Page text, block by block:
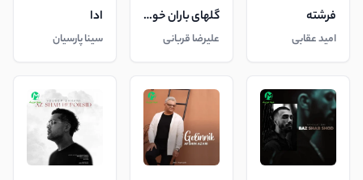
فرشته
امید عقابی
گلهای باران خورده
علیرضا قربانی
ادا
سینا پارسیان